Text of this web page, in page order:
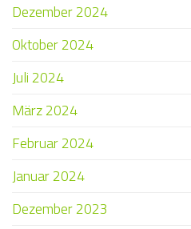
Dezember 2024
Oktober 2024
Juli 2024
März 2024
Februar 2024
Januar 2024
Dezember 2023